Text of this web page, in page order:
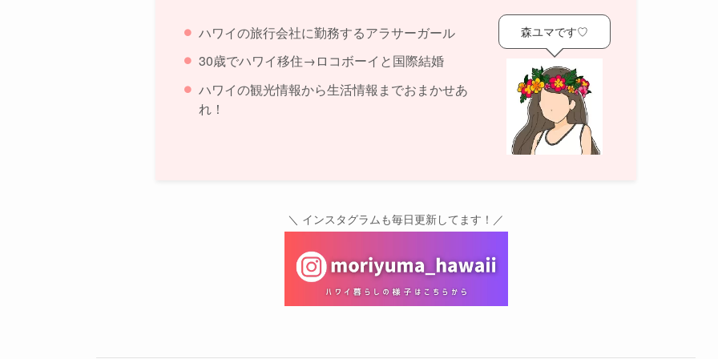
ハワイの旅行会社に勤務するアラサーガール
30歳でハワイ移住→ロコボーイと国際結婚
ハワイの観光情報から生活情報までおまかせあ
れ！
森ユマです♡
＼ インスタグラムも毎日更新してます！／